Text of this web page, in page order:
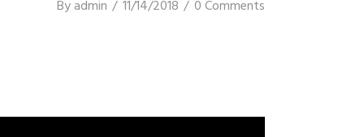
Byadmin 11/14/2018 0 Comments